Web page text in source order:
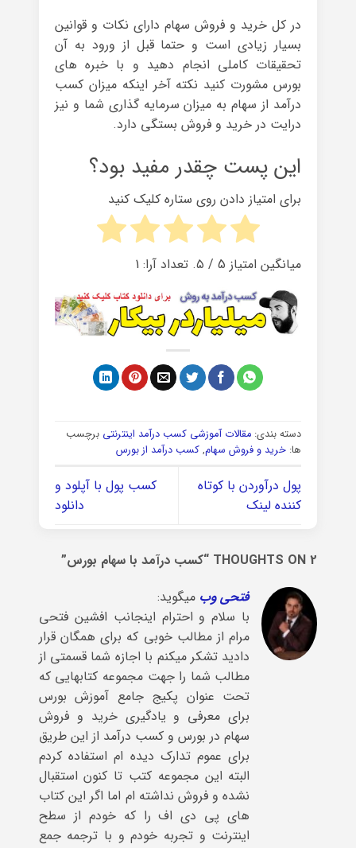
در کل خرید و فروش سهام دارای نکات و قوانین
بسیار زیادی است و حتما قبل از ورود به آن
تحقیقات کاملی انجام دهید و با خبره های
بورس مشورت کنید نکته آخر اینکه میزان کسب
درآمد از سهام به میزان سرمایه گذاری شما و نیز
درایت در خرید و فروش بستگی دارد.
این پست چقدر مفید بود؟
برای امتیاز دادن روی ستاره کلیک کنید
میانگین امتیاز 5/ ۵. تعداد آرا: 1
دسته بندی: مقالات آموزشی کسب درآمد اینترنتی برچسب
ها: خرید و فروش سهام, کسب درآمد از بورس
پول درآوردن با کوتاه
کننده لینک
کسب پول با آپلود و
دانلود
2 THOUGHTS ON “ کسب درآمد با سهام بورس”
فتحی وب میگوید:
با سلام و احترام اینجانب افشین فتحی
مرام از مطالب خوبی که برای همگان قرار
دادید تشکر میکنم با اجازه شما قسمتی از
مطالب شما را جهت مجموعه کتابهایی که
تحت عنوان پکیج جامع آموزش بورس
برای معرفی و یادگیری خرید و فروش
سهام در بورس و کسب درآمد از این طریق
برای عموم تدارک دیده ام استفاده کردم
البته این مجموعه کتب تا کنون استقبال
نشده و فروش نداشته ام اما اگر این کتاب
های پی دی اف را که خودم از سطح
اینترنت و تجربه خودم و با ترجمه جمع